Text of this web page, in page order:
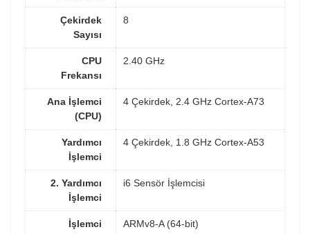
Çekirdek
Sayısı
8
CPU
Frekansı
2.40 GHz
Ana İşlemci
(CPU)
4 Çekirdek, 2.4 GHz Cortex-A73
Yardımcı
İşlemci
4 Çekirdek, 1.8 GHz Cortex-A53
2. Yardımcı
İşlemci
i6 Sensör İşlemcisi
İşlemci
ARMv8-A (64-bit)